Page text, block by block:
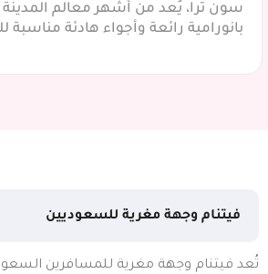
سون ترا، يُعد من أشهر معالم المدينة
بانورامية رائعة وأجواء هادئة مناسبة
فيتنام وجهة مغرية للسعوديين
تُعد فيتنام وجهة مغرية للمسافرين